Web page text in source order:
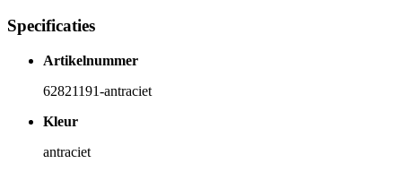
Specificaties
Artikelnummer
62821191-antraciet
Kleur
antraciet